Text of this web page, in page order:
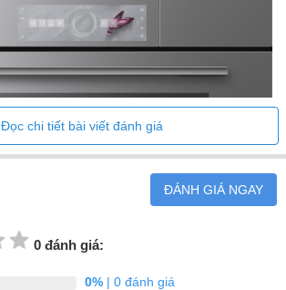
Đọc chi tiết bài viết đánh giá
ĐÁNH GIÁ NGAY
0 đánh giá:
0%| 0 đánh giá